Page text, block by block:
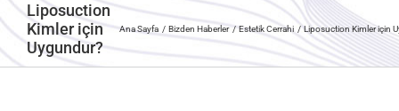
Liposuction
Kimler için
Uygundur?
Ana Sayfa Bizden Haberler Estetik Cerrahi Liposuction Kimler için